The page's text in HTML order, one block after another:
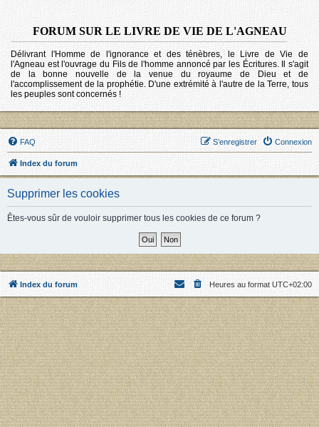
FORUM SUR LE LIVRE DE VIE DE L'AGNEAU
Délivrant l'Homme de l'ignorance et des ténèbres, le Livre de Vie de
l'Agneau est l'ouvrage du Fils de l'homme annoncé par les Écritures. Il s'agit
de la bonne nouvelle de la venue du royaume de Dieu et de
l'accomplissement de la prophétie. D'une extrémité à l'autre de la Terre, tous
les peuples sont concernés !
FAQ Connexion
S’enregistrer
Index du forum
Supprimer les cookies
Êtes-vous sûr de vouloir supprimer tous les cookies de ce forum ?
Index du forum Heures au format UTC+02:00